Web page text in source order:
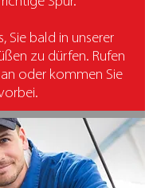
Sie bald in unserer
zu dürfen. Rufen
oder kommen Sie